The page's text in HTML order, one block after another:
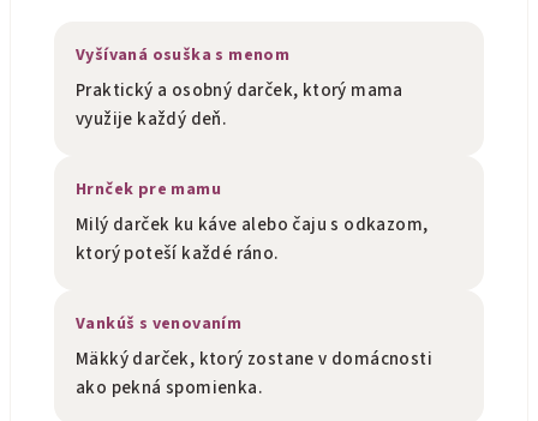
Vyšívaná osuška s menom
Praktický a osobný darček, ktorý mama
využije každý deň.
Hrnček pre mamu
Milý darček ku káve alebo čaju s odkazom,
ktorý poteší každé ráno.
Vankúš s venovaním
Mäkký darček, ktorý zostane v domácnosti
ako pekná spomienka.